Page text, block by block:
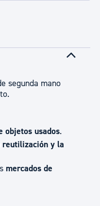
segunda mano
objetos usados.
y la
mercados de